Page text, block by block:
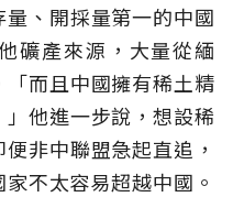
、開採量第一的中國
礦產來源，大量從緬
而且中國擁有稀土精
他進一步說，想設稀
非中聯盟急起直追，
不太容易超越中國。